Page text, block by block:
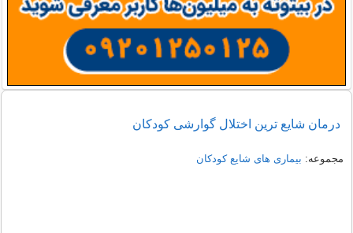
درمان شایع ترین اختلال گوارشی کودکان
مجموعه: بیماری های شایع کودکان